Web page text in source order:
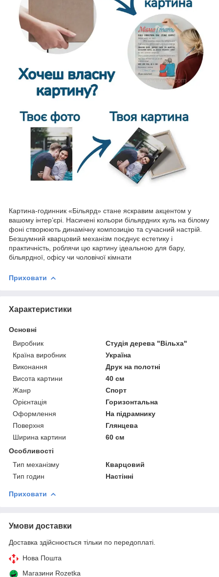
Картина-годинник «Більярд» стане яскравим акцентом у
вашому інтер’єрі. Насичені кольори більярдних куль на білому
фоні створюють динамічну композицію та сучасний настрій.
Безшумний кварцовий механізм поєднує естетику і
практичність, роблячи цю картину ідеальною для бару,
більярдної, офісу чи чоловічої кімнати
Приховати
Характеристики
Основні
Виробник
Студія дерева "Вільха"
Країна виробник
Україна
Виконання
Друк на полотні
Висота картини
40 см
Жанр
Спорт
Орієнтація
Горизонтальна
Оформлення
На підрамнику
Поверхня
Глянцева
Ширина картини
60 см
Особливості
Тип механізму
Кварцовий
Тип годин
Настінні
Приховати
Умови доставки
Доставка здійснюється тільки по передоплаті.
Нова Пошта
Магазини Rozetka